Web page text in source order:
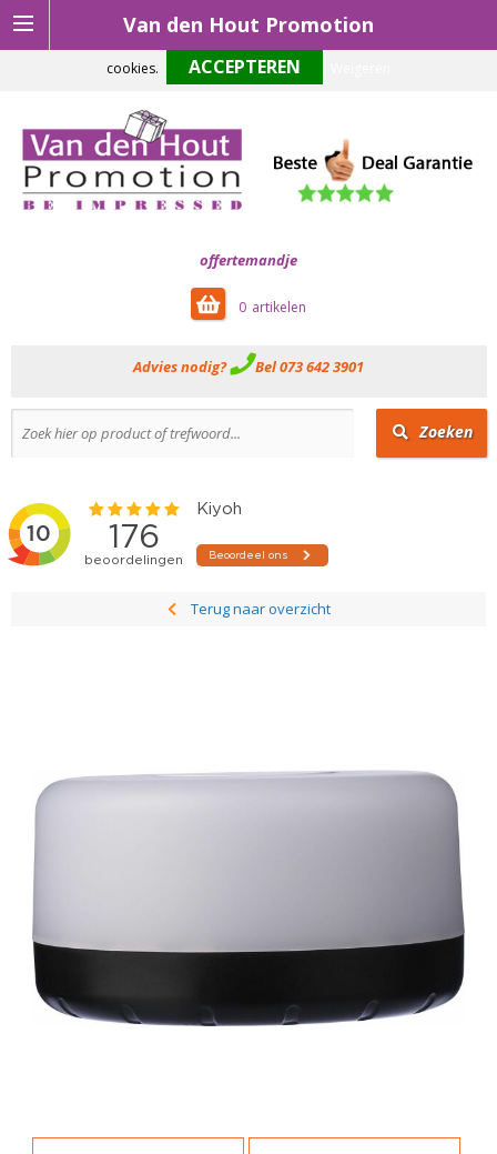
Van den Hout Promotion
offertemandje
0
Advies nodig? Bel 073 642 3901
Zoeken
Terug naar overzicht
Om onze website optimaal te laten functioneren maken wij gebruik van
cookies.